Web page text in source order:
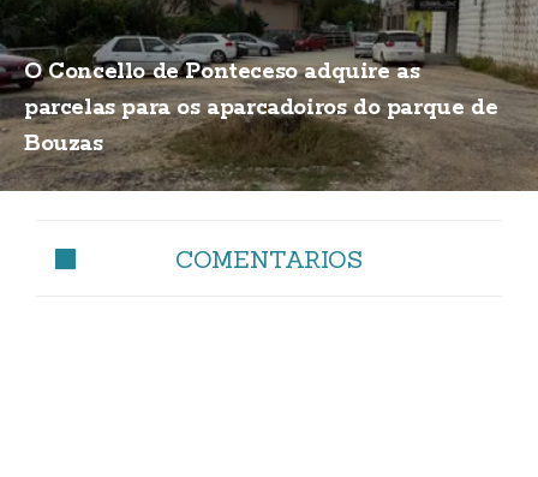
O Concello de Ponteceso adquire as
parcelas para os aparcadoiros do parque de
Bouzas
COMENTARIOS